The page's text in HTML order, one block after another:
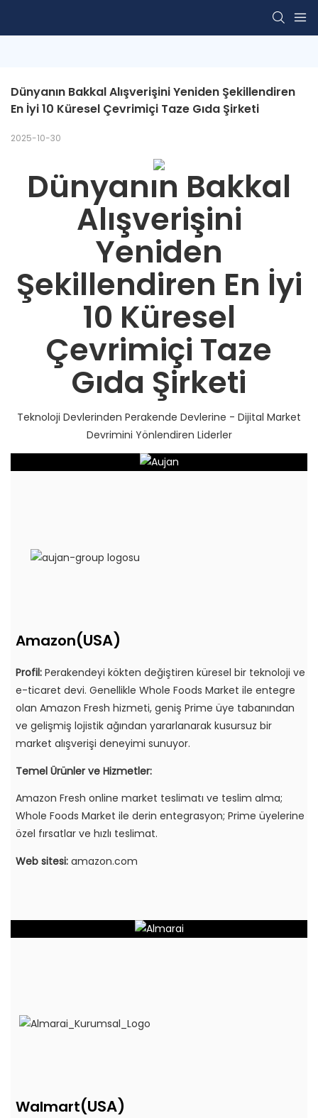
Dünyanın Bakkal Alışverişini Yeniden Şekillendiren
En İyi 10 Küresel Çevrimiçi Taze Gıda Şirketi
2025-10-30
Dünyanın Bakkal
Alışverişini
Yeniden
Şekillendiren En İyi
10 Küresel
Çevrimiçi Taze
Gıda Şirketi
Teknoloji Devlerinden Perakende Devlerine - Dijital Market
Devrimini Yönlendiren Liderler
Amazon(USA)
Profil:Perakendeyi kökten değiştiren küresel bir teknoloji ve
e-ticaret devi. Genellikle Whole Foods Market ile entegre
olan Amazon Fresh hizmeti, geniş Prime üye tabanından
ve gelişmiş lojistik ağından yararlanarak kusursuz bir
market alışverişi deneyimi sunuyor.
Temel Ürünler ve Hizmetler:
Amazon Fresh online market teslimatı ve teslim alma;
Whole Foods Market ile derin entegrasyon; Prime üyelerine
özel fırsatlar ve hızlı teslimat.
Web sitesi: amazon.com
Walmart(USA)